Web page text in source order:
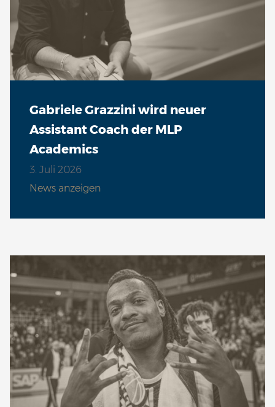
Gabriele Grazzini wird neuer
Assistant Coach der MLP
Academics
3. Juli 2026
News anzeigen